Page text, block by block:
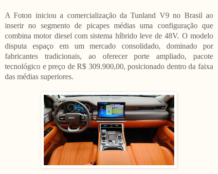
A Foton iniciou a comercialização da Tunland V9 no Brasil ao
inserir no segmento de picapes médias uma configuração que
combina motor diesel com sistema híbrido leve de 48V. O modelo
disputa espaço em um mercado consolidado, dominado por
fabricantes tradicionais, ao oferecer porte ampliado, pacote
tecnológico e preço de R$ 309.900,00, posicionado dentro da faixa
das médias superiores.